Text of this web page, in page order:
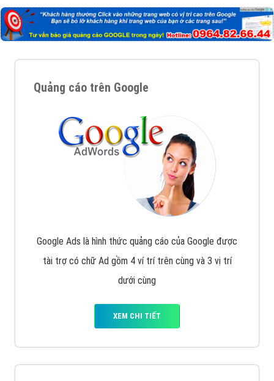
Quảng cáo trên Google
Google Ads là hình thức quảng cáo của Google được
tài trợ có chữ Ad gồm 4 ví trí trên cùng và 3 vị trí
dưới cùng
XEM CHI TIẾT